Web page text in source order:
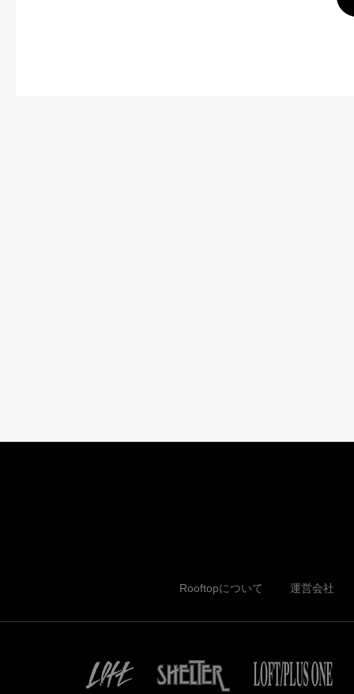
Rooftopについて 運営会社